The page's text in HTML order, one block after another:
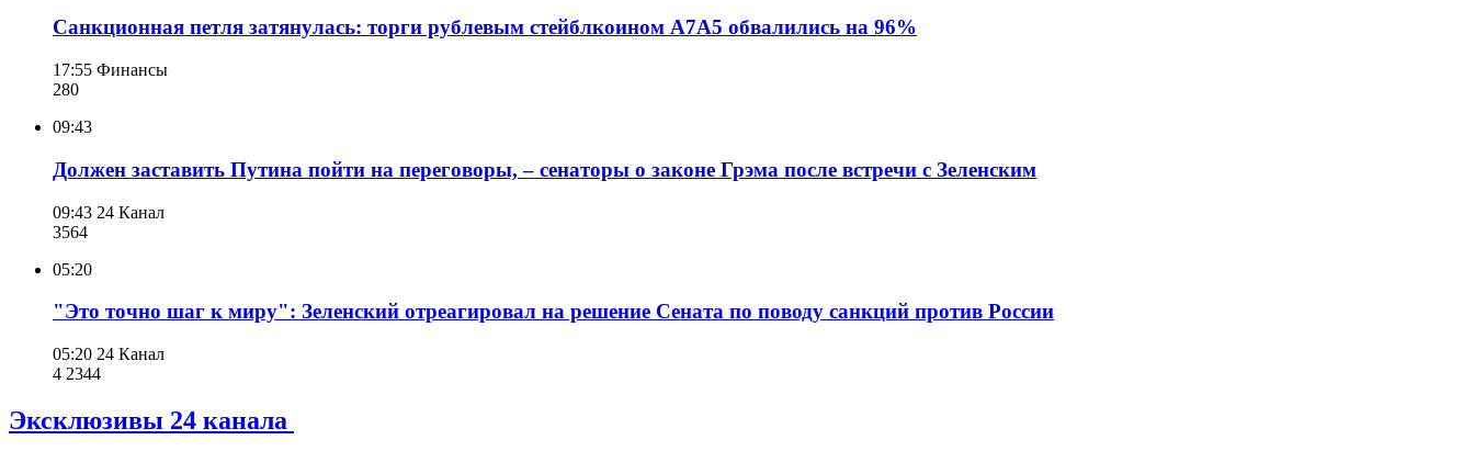
Санкционная петля затянулась: торги рублевым стейблкоином A7A5 обвалились на 96%
17:55 Финансы
280
09:43
Должен заставить Путина пойти на переговоры, – сенаторы о законе Грэма после встречи с Зеленским
09:43 24 Канал
3564
05:20
"Это точно шаг к миру": Зеленский отреагировал на решение Сената по поводу санкций против России
05:20 24 Канал
4 2344
Эксклюзивы 24 канала